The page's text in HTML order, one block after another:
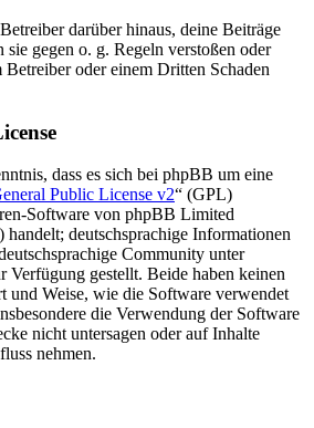
darüber hinaus, deine Beiträge
sie gegen o. g. Regeln verstoßen oder
Betreiber oder einem Dritten Schaden
dass es sich bei phpBB um eine
Public License v2“ (GPL)
Software von phpBB Limited
deutschsprachige Informationen
Community unter
Verfügung gestellt. Beide haben keinen
und Weise, wie die Software verwendet
die Verwendung der Software
nicht untersagen oder auf Inhalte
nehmen.